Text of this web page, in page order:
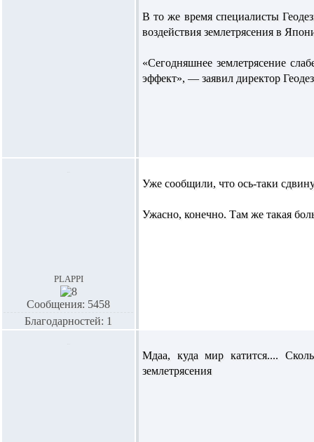
В то же время специалисты
воздействия землетрясения в
«Сегодняшнее землетрясение
эффект», — заявил директор
plappi
Сообщения: 5458
Благодарностей: 1
Уже сообщили, что ось-таки
Ужасно, конечно. Там же такая
Мдаа, куда мир катится....
землетрясения